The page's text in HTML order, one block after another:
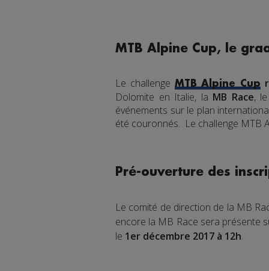
MTB Alpine Cup, le
Le challenge MTB Alpine Cup
Dolomite en Italie, la MB Race,
événements sur le plan
été couronnés. Le challenge MTB
Pré-ouverture des
Le comité de direction de la MB
encore la MB Race sera présente
le 1er décembre 2017 à 12h.